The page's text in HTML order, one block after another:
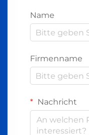
Name
Firmenname
Nachricht